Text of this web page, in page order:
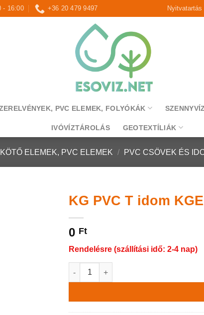
- 16:00 +36 20 479 9497 Nyitvatartás
PVC ELEMEK, FOLYÓKÁK
IVÓVÍZTÁROLÁS GEOTEXTÍLIÁK
ELEMEK, PVC ELEMEK / PVC CSÖVEK ÉS
KG PVC T idom
0 Ft
Rendelésre (szállítási idő: 2-4 nap)
KG PVC T idom KGEA- 315/160/90°